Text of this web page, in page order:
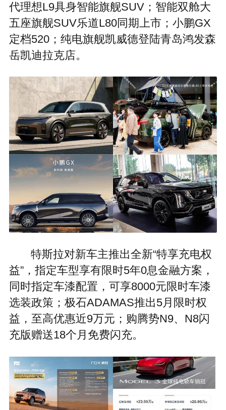
代理想L9具身智能旗舰SUV；智能双舱大
五座旗舰SUV乐道L80同期上市；小鹏GX
定档520；纯电旗舰凯威德登陆青岛鸿发森
岳凯迪拉克店。
特斯拉对新车主推出全新“特享充电权
益”，指定车型享有限时5年0息金融方案，
同时指定车漆配置，可享8000元限时车漆
选装政策；极石ADAMAS推出5月限时权
益，至高优惠近9万元；购腾势N9、N8闪
充版赠送18个月免费闪充。